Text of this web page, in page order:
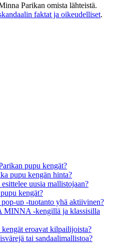
Parikan omista lähteistä.
faktat ja oikeudelliset.
pupu kengät?
pupu kengän hinta?
uusia mallistojaan?
kengät?
up -tuotanto yhä aktiivinen?
MINNA -kengillä ja klassisilla
eroavat kilpailijoista?
tai sandaalimallistoa?